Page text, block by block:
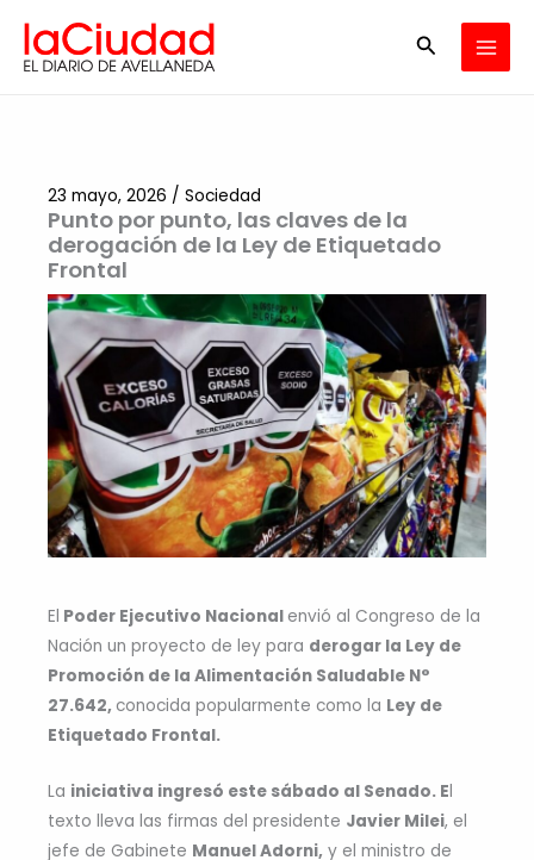
contenido
Buscar
Punto por punto, las claves de la
derogación de la Ley de Etiquetado
Frontal
23 mayo, 2026 / Sociedad
El Poder Ejecutivo Nacional envió al Congreso de la
Nación un proyecto de ley para derogar la Ley de
Promoción de la Alimentación Saludable N°
27.642, conocida popularmente como la Ley de
Etiquetado Frontal.
La iniciativa ingresó este sábado al Senado. El
texto lleva las firmas del presidente Javier Milei, el
jefe de Gabinete Manuel Adorni, y el ministro de